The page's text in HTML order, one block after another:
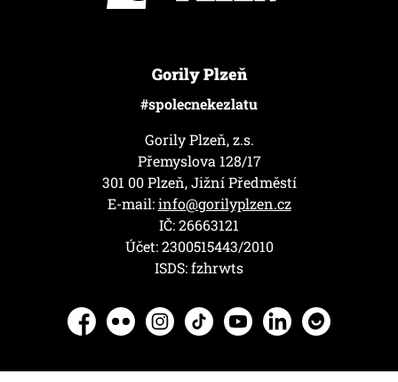
Gorily Plzeň
#spolecnekezlatu
Gorily Plzeň, z.s.
Přemyslova 128/17
301 00 Plzeň, Jižní Předměstí
E-mail:info@gorilyplzen.cz
IČ: 26663121
Účet: 2300515443/2010
ISDS: fzhrwts
Facebook
Flickr Instagram
TikTokYouTubeLinkedInHerohero